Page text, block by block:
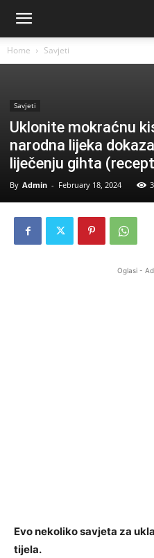
Home Savjeti
Savjeti
Uklonite mokraćnu
narodna lijeka
liječenju gihta
By Admin - February 18, 2024
Oglasi -
Evo nekoliko savjeta za
tijela.